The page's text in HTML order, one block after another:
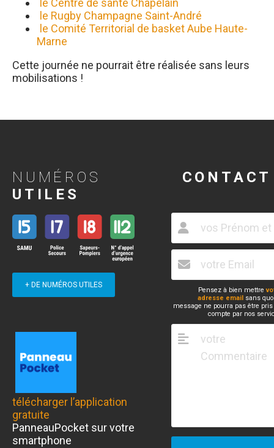
le Rugby Champagne Saint-André
le Comité Territorial de basket Aube Haute-
Marne
Cette journée ne pourrait être réalisée sans leurs
mobilisations !
NUMÉROS
UTILES
+ DE NUMÉROS UTILES
télécharger l’application
gratuite
PanneauPocket sur votre
smartphone
CONTACT
Pensez à bien mettre
adresse email sans
message ne pourra pas être
compte par nos